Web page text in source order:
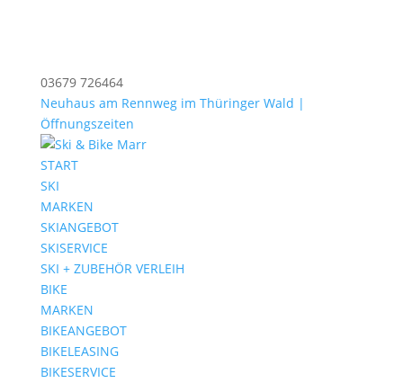
03679 726464
Neuhaus am Rennweg im Thüringer Wald |
Öffnungszeiten
START
SKI
MARKEN
SKIANGEBOT
SKISERVICE
SKI + ZUBEHÖR VERLEIH
BIKE
MARKEN
BIKEANGEBOT
BIKELEASING
BIKESERVICE